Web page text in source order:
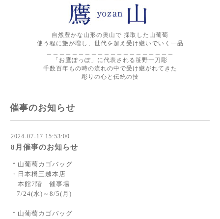
自然豊かな山形の奥山で 採取した山葡萄
使う程に艶が増し、世代を超え受け継いでいく一品
「お鷹ぽっぽ」に代表される笹野一刀彫
千数百年もの時の流れの中で受け継がれてきた
彫りの心と伝統の技
催事のお知らせ
2024-07-17 15:53:00
8月催事のお知らせ
＊山葡萄カゴバッグ
・日本橋三越本店
本館7階 催事場
7/24(水)～8/5(月)
＊山葡萄カゴバッグ